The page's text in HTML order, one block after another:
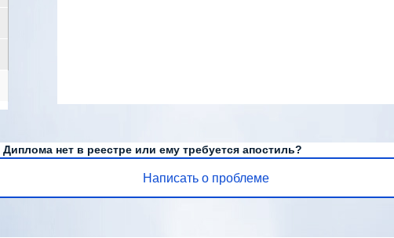
нет в реестре или ему требуется апостиль?
Написать о проблеме